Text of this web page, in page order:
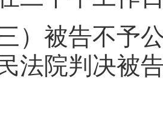
被告不予公
法院判决被